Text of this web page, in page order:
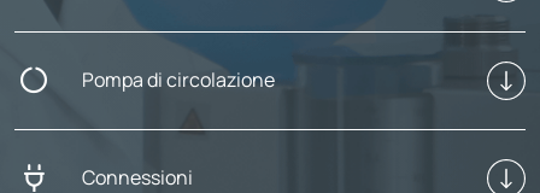
Pompa di circolazione
Connessioni